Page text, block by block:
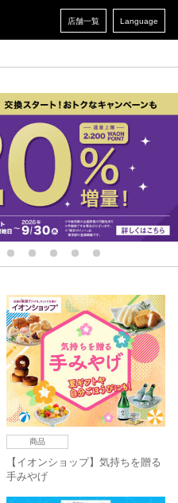
店舗一覧 Language
商品
【イオンショップ】気持ちを贈る
手みやげ